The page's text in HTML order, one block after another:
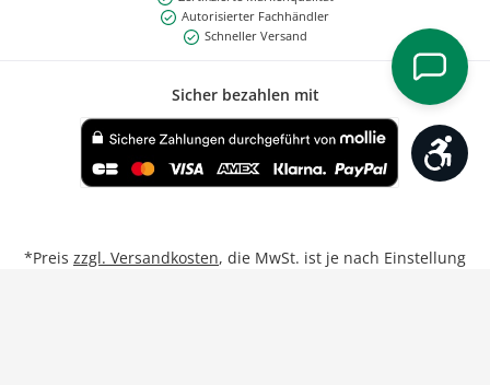
Autorisierter Fachhändler
Schneller Versand
Sicher bezahlen mit
*Preis zzgl. Versandkosten, die MwSt. ist je nach Einstellung